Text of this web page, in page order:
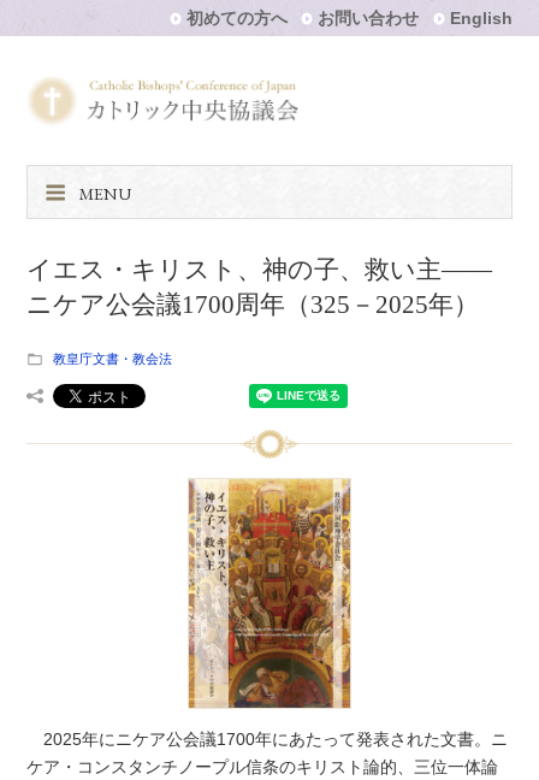
初めての方へ お問い合わせ English
MENU
イエス・キリスト、神の子、救い主――
ニケア公会議1700周年（325－2025年）
教皇庁文書・教会法
2025年にニケア公会議1700年にあたって発表された文書。ニ
ケア・コンスタンチノープル信条のキリスト論的、三位一体論